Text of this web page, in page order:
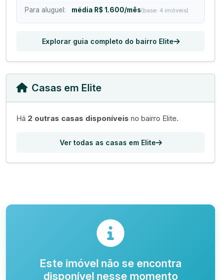
Para aluguel: média R$ 1.600/mês(base: 4 imóveis)
Explorar guia completo do bairro Elite
Casas em Elite
Há 2 outras casas disponíveis no bairro Elite.
Ver todas as casas em Elite
Este imóvel não se encontra
disponível nesse momento